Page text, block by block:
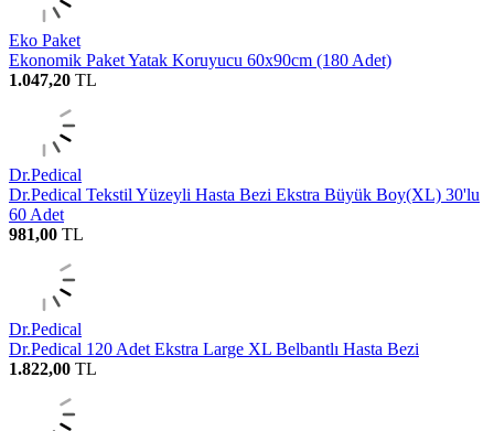
Eko Paket
Ekonomik Paket Yatak Koruyucu 60x90cm (180 Adet)
1.047,20 TL
Dr.Pedical
Dr.Pedical Tekstil Yüzeyli Hasta Bezi Ekstra Büyük Boy(XL) 30'lu
60 Adet
981,00 TL
Dr.Pedical
Dr.Pedical 120 Adet Ekstra Large XL Belbantlı Hasta Bezi
1.822,00 TL